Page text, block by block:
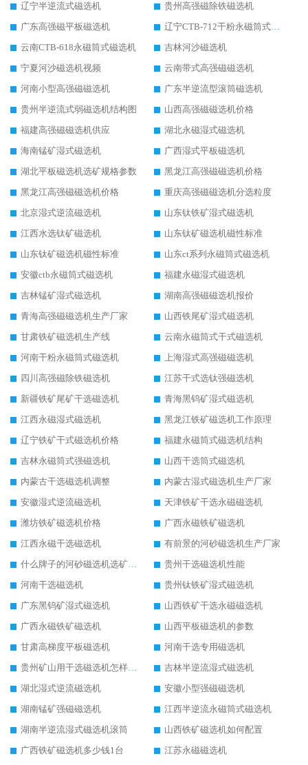
辽宁半逆流式磁选机
贵州高强磁除铁磁选机
广东高强磁平板磁选机
辽宁CTB-712干粉永磁筒式磁选机
云南CTB-618永磁筒式磁选机
吉林河沙磁选机
宁夏河沙磁选机视频
云南带式高强磁磁选机
河南小型高强磁磁选机
广东半逆流型滚筒磁选机
贵州半逆流式弱磁选机结构图
山西高强磁磁选机价格
福建高强磁磁选机供应
湖北永磁湿式磁选机
海南锰矿湿式磁选机
广西湿式平板磁选机
湖北平板磁选机选矿规格参数
黑龙江高强磁磁选机价格
黑龙江高强磁磁选机价格
重庆高强磁磁选机分选粒度
北京湿式逆流磁选机
山东钛铁矿湿式磁选机
江西水选钛矿磁选机
山东钛矿磁选机磁性标准
山东钛矿磁选机磁性标准
山东ct系列永磁筒式磁选机
安徽ctb永磁筒式磁选机
福建永磁湿式磁选机
吉林锰矿湿式磁选机
湖南高强磁磁选机报价
青海高强磁磁选机生产厂家
山西铁尾矿湿式磁选机
甘肃铁矿磁选机生产线
云南永磁筒式干式磁选机
河南干粉永磁筒式磁选机
上海湿式高强磁磁选机
四川高强磁除铁磁选机
江苏干式选钛强磁选机
新疆铁矿尾矿干选磁选机
青海黑钨矿湿式磁选机
江西永磁湿式磁选机
黑龙江铁矿磁选机工作原理
辽宁铁矿干式磁选机价格
福建永磁筒式磁选机结构
吉林永磁筒式强磁选机
山西干选筒式磁选机
内蒙古干选磁选机调整
内蒙古湿式磁选机生产厂家
安徽湿式逆流磁选机
天津铁矿干选永磁磁选机
潍坊铁矿磁选机价格
广西永磁铁矿磁选机
江西永磁干选磁选机
有前景的河砂磁选机生产厂家
什么牌子的河砂磁选机选矿效果好
贵州干选磁选机性能
河南干选磁选机
贵州钛铁矿湿式磁选机
广东黑钨矿湿式磁选机
山西铁矿干选永磁磁选机
广西永磁铁矿磁选机
山西平板磁选机的参数
甘肃高梯度平板磁选机
河南干选专用磁选机
贵州矿山用干选磁选机怎样调磁
吉林半逆流湿式磁选机
湖北湿式逆流磁选机
安徽小型强磁磁选机
湖南锰矿强磁磁选机
江西半逆流永磁筒式磁选机
湖南半逆流湿式磁选机滚筒
山西铁矿磁选机如何配置
广西铁矿磁选机多少钱1台
江苏永磁磁选机